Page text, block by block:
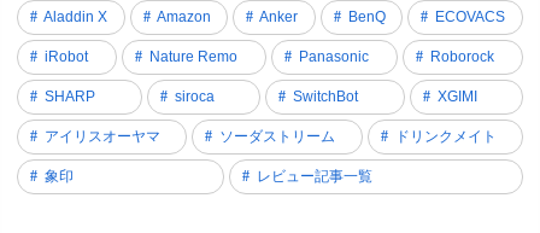
Aladdin X Amazon Anker BenQ ECOVACS
iRobot Nature Remo Panasonic Roborock
SHARP siroca SwitchBot XGIMI
アイリスオーヤマ ソーダストリーム ドリンクメイト
象印 レビュー記事一覧